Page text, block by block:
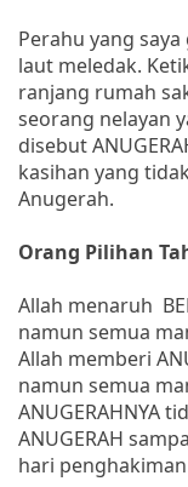
Perahu yang
laut meledak.
ranjang rumah
seorang nelayan
disebut
kasihan yang
Anugerah.
Orang Pilihan
Allah menaruh
namun semua
Allah memberi
namun semua
ANUGERAHNYA
ANUGERAH
hari